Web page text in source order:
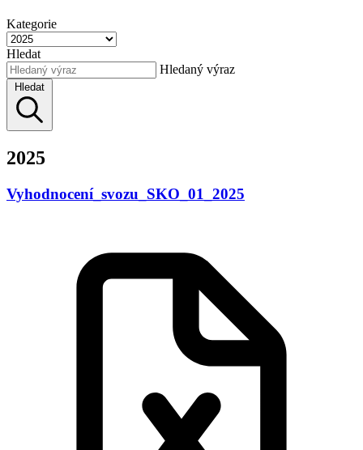
Kategorie
Hledat
Hledaný výraz
Hledat
2025
Vyhodnocení_svozu_SKO_01_2025